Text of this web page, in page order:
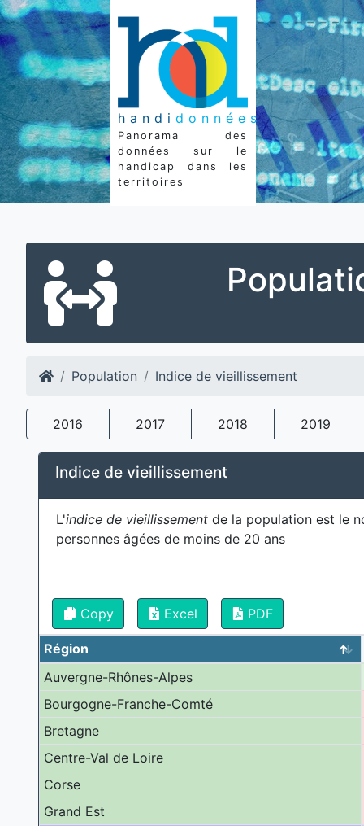
handi données
Panorama des
données sur le
handicap dans les
territoires
Population Indice de vieillissement
2016 2017 2018 2019
Indice de vieillissement
L'indice de vieillissement de la population est le
personnes âgées de moins de 20 ans
Copy Excel PDF
Région
Auvergne-Rhônes-Alpes
Bourgogne-Franche-Comté
Bretagne
Centre-Val de Loire
Corse
Grand Est